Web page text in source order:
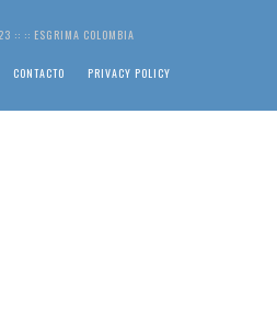
:: ESGRIMA COLOMBIA
CONTACTO PRIVACY POLICY